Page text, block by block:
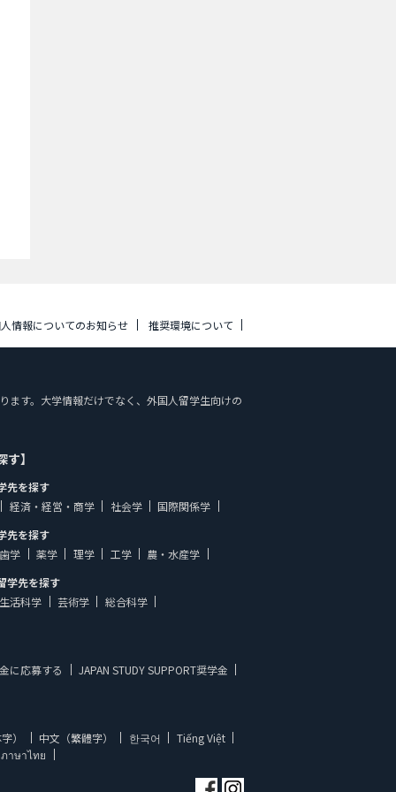
情報についてのお知らせ 推奨環境について
ます。大学情報だけでなく、外国人留学生向けの
】
先を探す
経済・経営・商学
社会学
国際関係学
先を探す
学
薬学 理学 工学
農・水産学
学先を探す
生活科学
芸術学 総合科学
に応募する JAPAN STUDY SUPPORT奨学金
） 中文（繁體字） 한국어
Tiếng Việt
ภาษาไทย